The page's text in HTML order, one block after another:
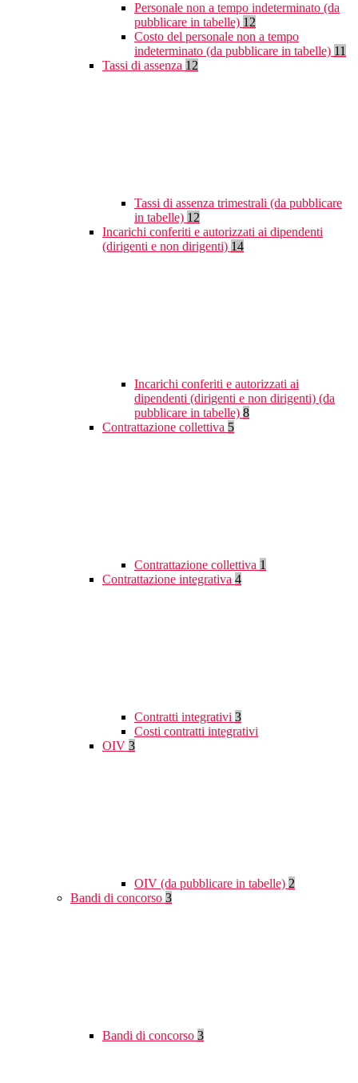
Personale non a tempo indeterminato (da
pubblicare in tabelle) 12
Costo del personale non a tempo
indeterminato (da pubblicare in tabelle) 11
Tassi di assenza 12
Tassi di assenza trimestrali (da pubblicare
in tabelle) 12
Incarichi conferiti e autorizzati ai dipendenti
(dirigenti e non dirigenti) 14
Incarichi conferiti e autorizzati ai
dipendenti (dirigenti e non dirigenti) (da
pubblicare in tabelle) 8
Contrattazione collettiva 5
Contrattazione collettiva 1
Contrattazione integrativa 4
Contratti integrativi 3
Costi contratti integrativi
OIV 3
OIV (da pubblicare in tabelle) 2
Bandi di concorso 3
Bandi di concorso 3